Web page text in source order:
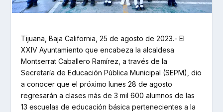
Tijuana, Baja California, 25 de agosto de 2023.- El
XXIV Ayuntamiento que encabeza la alcaldesa
Montserrat Caballero Ramírez, a través de la
Secretaría de Educación Pública Municipal (SEPM), dio
a conocer que el próximo lunes 28 de agosto
regresarán a clases más de 3 mil 600 alumnos de las
13 escuelas de educación básica pertenecientes a la